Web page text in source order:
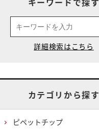
カテゴリから探す
ピペットチップ